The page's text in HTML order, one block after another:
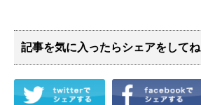
記事を気に入ったらシェアをしてね